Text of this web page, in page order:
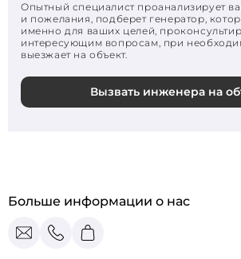
Опытный специалист проанализирует
и пожелания, подберет генератор,
именно для ваших целей,
интересующим вопросам, при
выезжает на объект.
Вызвать инженера на
Больше информации о нас